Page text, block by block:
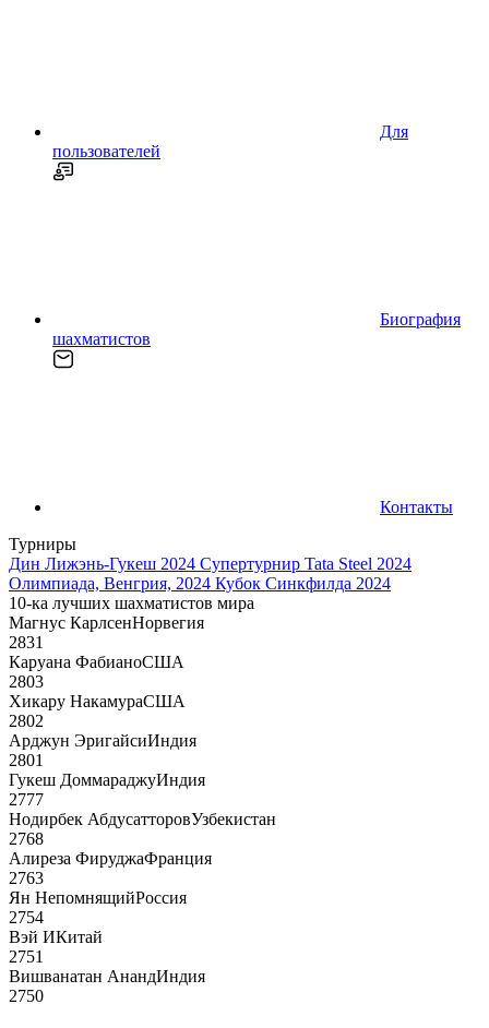
Для
пользователей
Биография
шахматистов
Контакты
Турниры
Дин Лижэнь-Гукеш 2024 Супертурнир Tata Steel 2024
Олимпиада, Венгрия, 2024 Кубок Синкфилда 2024
10-ка лучших шахматистов мира
Магнус КарлсенНорвегия
2831
Каруана ФабианоСША
2803
Хикару НакамураСША
2802
Арджун ЭригайсиИндия
2801
Гукеш ДоммараджуИндия
2777
Нодирбек АбдусатторовУзбекистан
2768
Алиреза ФируджаФранция
2763
Ян НепомнящийРоссия
2754
Вэй ИКитай
2751
Вишванатан АнандИндия
2750